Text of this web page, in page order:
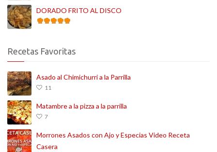
DORADO FRITO AL DISCO
Recetas Favoritas
Asado al Chimichurri a la Parrilla
11
Matambre a la pizza a la parrilla
7
Morrones Asados con Ajo y Especias Video Receta
Casera